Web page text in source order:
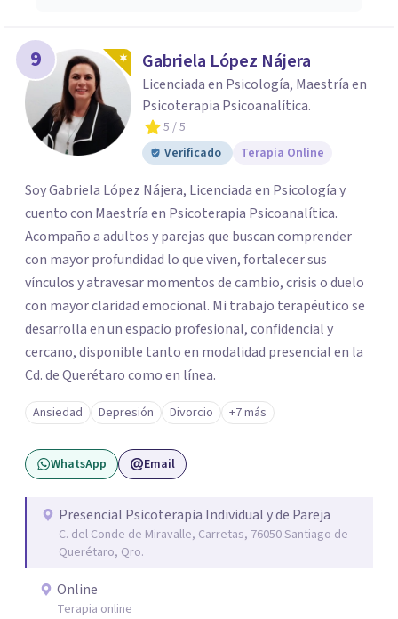
9 Gabriela López Nájera
Licenciada en Psicología, Maestría en
Psicoterapia Psicoanalítica.
5 / 5
Verificado
Terapia Online
Soy Gabriela López Nájera, Licenciada en Psicología y
cuento con Maestría en Psicoterapia Psicoanalítica.
Acompaño a adultos y parejas que buscan comprender
con mayor profundidad lo que viven, fortalecer sus
vínculos y atravesar momentos de cambio, crisis o duelo
con mayor claridad emocional. Mi trabajo terapéutico se
desarrolla en un espacio profesional, confidencial y
cercano, disponible tanto en modalidad presencial en la
Cd. de Querétaro como en línea.
Ansiedad Depresión Divorcio +7 más
WhatsApp Email
Presencial Psicoterapia Individual y de Pareja
C. del Conde de Miravalle, Carretas, 76050 Santiago de
Querétaro, Qro.
Online
Terapia online